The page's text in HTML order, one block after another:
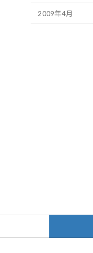
2009年4月